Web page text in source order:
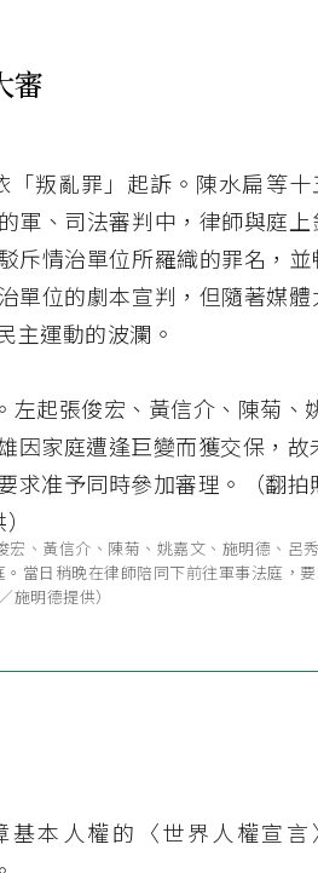
審
叛亂罪」起訴。陳水扁等十
軍、司法審判中，律師與庭上
斥情治單位所羅織的罪名，並
單位的劇本宣判，但隨著媒體
主運動的波瀾。
、黃信介、陳菊、姚嘉文、施明德、呂秀
當日稍晚在律師陪同下前往軍事法庭，
施明德提供）
本人權的〈世界人權宣言